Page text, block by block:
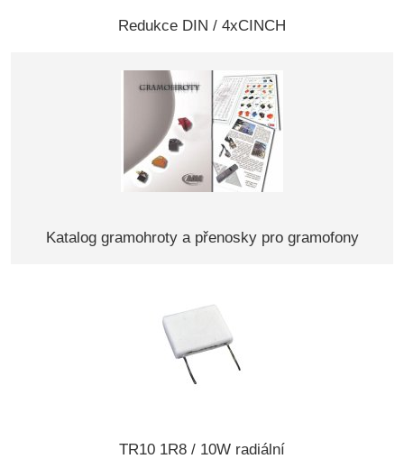
Redukce DIN / 4xCINCH
Katalog gramohroty a přenosky pro gramofony
TR10 1R8 / 10W radiální